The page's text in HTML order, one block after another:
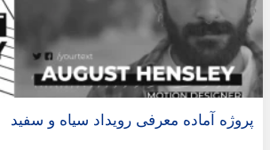
پروژه آماده معرفی رویداد سیاه و سفید